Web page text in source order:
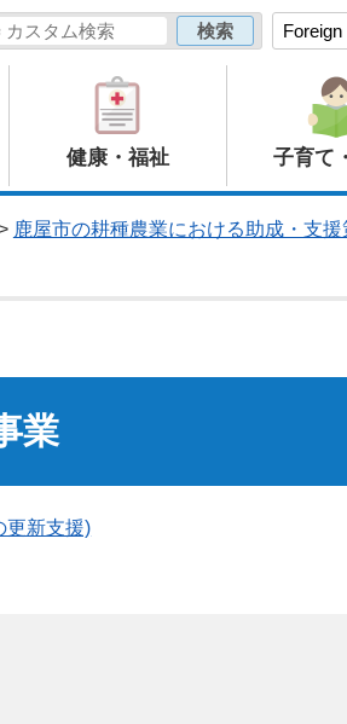
Foreign
健康・福祉 子育て
鹿屋市の耕種農業における助成・支援
業
更新支援)